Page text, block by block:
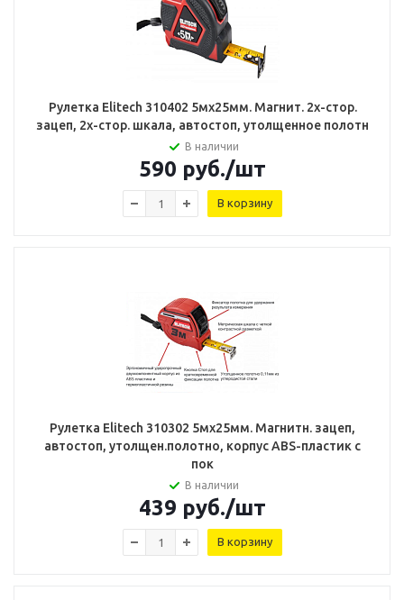
Рулетка Elitech 310402 5мх25мм. Магнит. 2х-стор.
зацеп, 2х-стор. шкала, автостоп, утолщенное полотн
В наличии
590 руб./шт
В корзину
Рулетка Elitech 310302 5мх25мм. Магнитн. зацеп,
автостоп, утолщен.полотно, корпус ABS-пластик с
пок
В наличии
439 руб./шт
В корзину